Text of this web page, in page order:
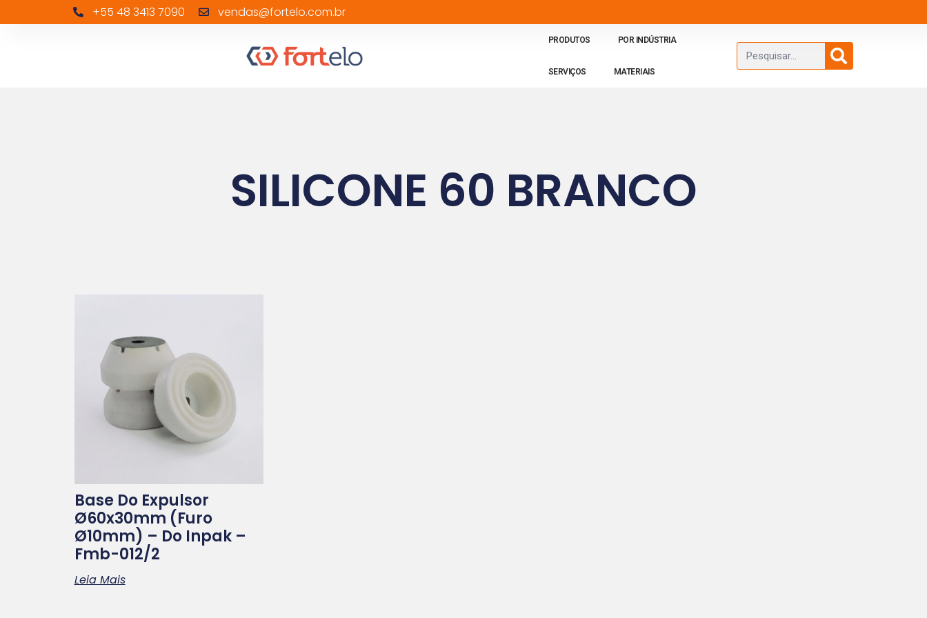
+55 48 3413 7090 vendas@fortelo.com.br
PRODUTOS POR INDÚSTRIA
SERVIÇOS MATERIAIS
SILICONE 60 BRANCO
Base Do Expulsor
Ø60x30mm (furo
Ø10mm) – Do Inpak –
Fmb-012/2
Leia Mais